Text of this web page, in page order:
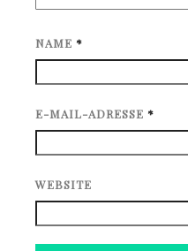
NAME *
E-MAIL-ADRESSE *
WEBSITE